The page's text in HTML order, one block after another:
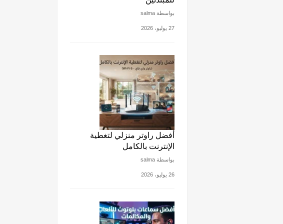
بواسطة salma
27 يوليو، 2026
أفضل راوتر منزلي لتغطية
الإنترنت بالكامل
بواسطة salma
26 يوليو، 2026